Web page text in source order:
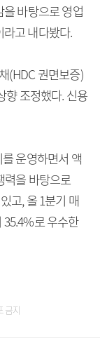
바탕으로 영업
고 내다봤다.
(HDC 권면보증)
향 조정했다. 신용
운영하면서 액
력을 바탕으로
고, 올 1분기 매
35.4%로 우수한
금지